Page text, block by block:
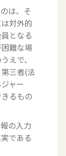
は、そ
対外的
となる
難な場
えで、
三者(法
ャー
るもの
の入力
である